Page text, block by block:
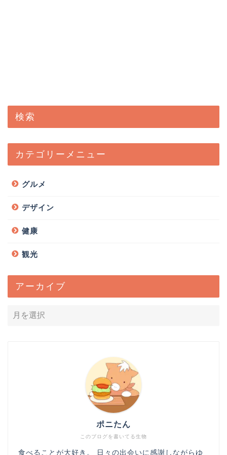
検索
カテゴリーメニュー
グルメ
デザイン
健康
観光
アーカイブ
このブログを書いてる生物
ポニたん
食べることが大好き。 日々の出会いに感謝しながらゆ